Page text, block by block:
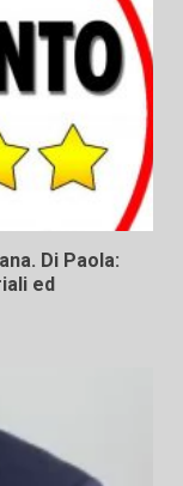
Di Paola:
ed